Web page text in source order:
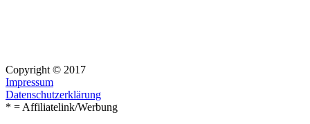
Copyright © 2017
Impressum
Datenschutzerklärung
* = Affiliatelink/Werbung